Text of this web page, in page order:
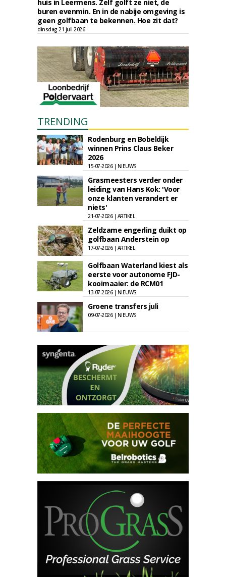
huis in Leermens. Zelf golft ze niet, de
buren evenmin. En in de nabije omgeving is
geen golfbaan te bekennen. Hoe zit dat?
dinsdag 21 juli 2026
TRENDING
Rodenburg en Bobeldijk
winnen Prins Claus Beker
2026
15-07-2026 | NIEUWS
Grasmeesters verder onder
leiding van Hans Kok: 'Voor
onze klanten verandert er
niets'
21-07-2026 | ARTIKEL
Zeldzame engerling duikt op
golfbaan Anderstein op
17-07-2026 | ARTIKEL
Golfbaan Waterland kiest als
eerste voor autonome FJD-
kooimaaier: de RCM01
13-07-2026 | NIEUWS
Groene transfers juli
09-07-2026 | NIEUWS